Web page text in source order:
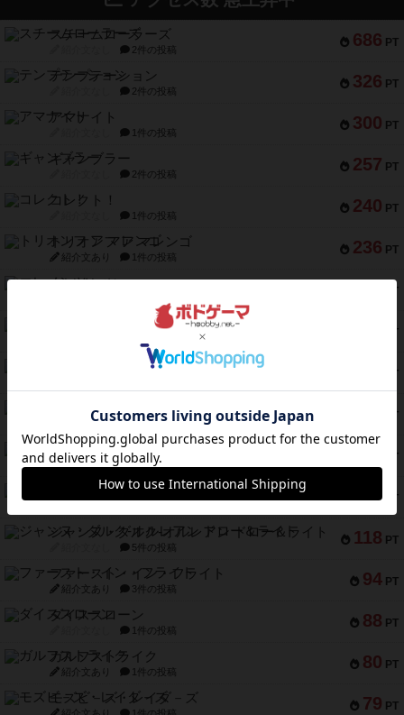
686 PT
スチームローラーズ
2件の投稿
326 PT
テンプテーション
2件の投稿
300 PT
アマナイト
1件の投稿
257 PT
ギャンブラー
2件の投稿
240 PT
コレクト！
1件の投稿
236 PT
トリオンフ ア マレンゴ
紹介文あり 1件の投稿
PT
エレメンツ
PT
バー！パーティー
PT
PT
クルティボ
紹介文なし 1件の投稿
PT
ブラヴェスト
紹介文なし 1件の投稿
122 PT
ドブル：ポケットモンスター
118 PT
ジャンヌ・ダルク-オルレアン ドロー＆ライト
5件の投稿
94 PT
ファースト・イン・フライト
紹介文あり 3件の投稿
88 PT
ダイススローン
1件の投稿
80 PT
ガルフストライク
紹介文あり 1件の投稿
79 PT
モズビ－ズ・レイダ－ズ